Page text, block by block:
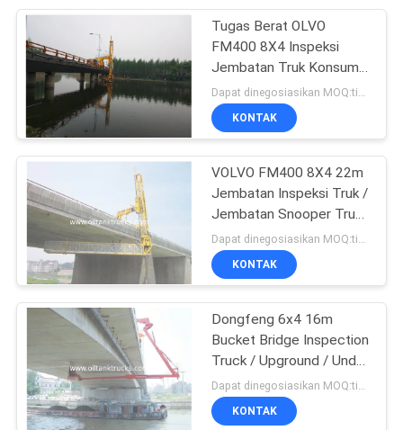
KEBIJAKAN
PRIVASI
Tugas Berat OLVO
FM400 8X4 Inspeksi
Jembatan Truk Konsumsi
Minyak Rendah
Dapat dinegosiasikan MOQ:tidak terbatas
KONTAK
VOLVO FM400 8X4 22m
Jembatan Inspeksi Truk /
Jembatan Snooper Truck
394HP
KONTAK
Dongfeng 6x4 16m
Bucket Bridge Inspection
Truck / Upground / Under
Bridge Inspection
Equipment
KONTAK